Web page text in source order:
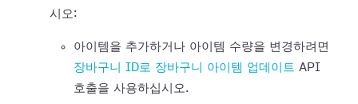
시오:
아이템을 추가하거나 아이템 수량을 변경하려면
장바구니 ID로 장바구니 아이템 업데이트 API
호출을 사용하십시오.